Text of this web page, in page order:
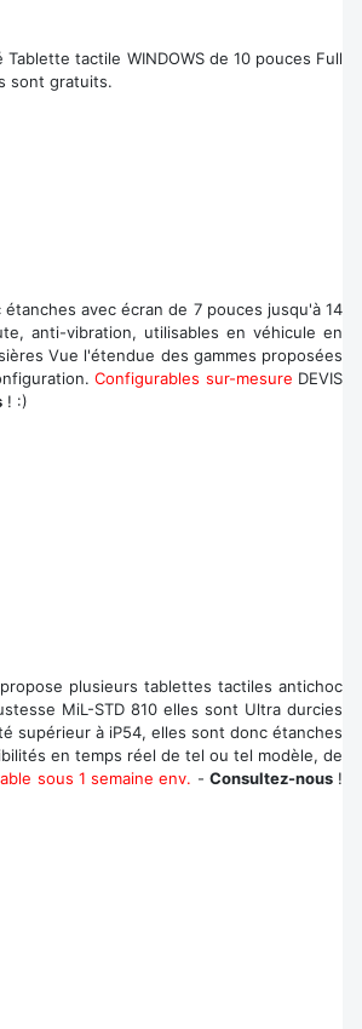
tactile WINDOWS de 10 pouces Full
sont gratuits.
avec écran de 7 pouces jusqu'à 14
anti-vibration, utilisables en véhicule en
Vue l'étendue des gammes proposées
Configurables sur-mesure DEVIS
! :)
plusieurs tablettes tactiles antichoc
MiL-STD 810 elles sont Ultra durcies
supérieur à iP54, elles sont donc étanches
en temps réel de tel ou tel modèle, de
sous 1 semaine env. - Consultez-nous!